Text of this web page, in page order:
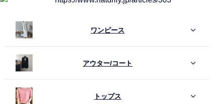
ワンピース
アウター/コート
トップス